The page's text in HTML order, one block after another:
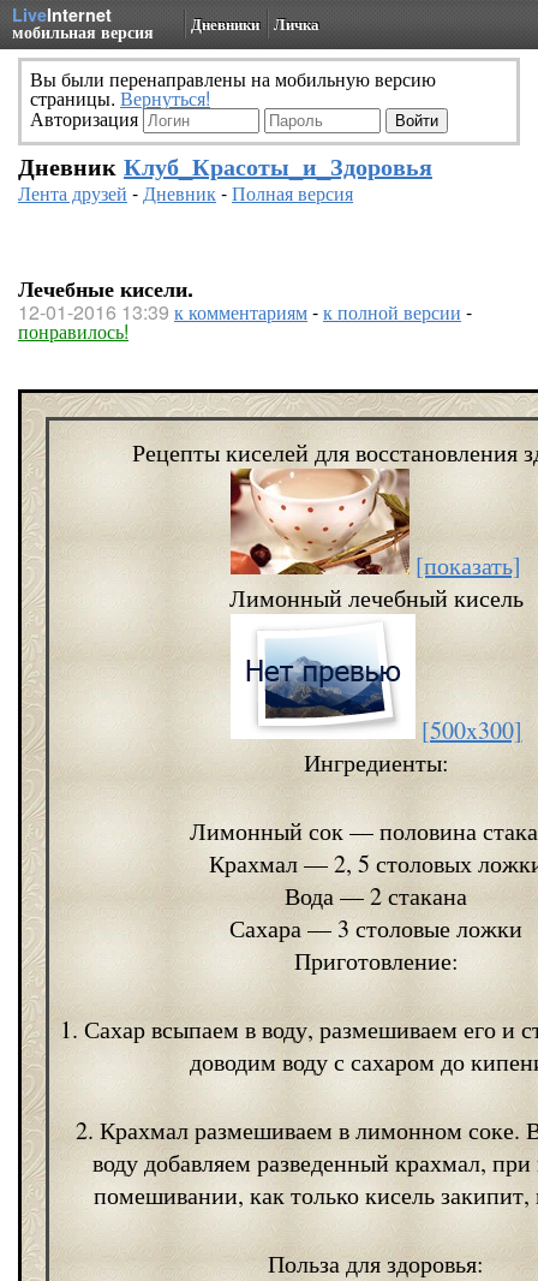
LiveInternet
мобильная версия Дневники Личка
Вы были перенаправлены на мобильную версию
страницы. Вернуться!
Авторизация
Дневник Клуб_Красоты_и_Здоровья
Лента друзей -Дневник-Полная версия
Лечебные кисели.
12-01-2016 13:39 к комментариям-к полной версии -
понравилось!
Рецепты киселей для восстановления
[показать]
Лимонный лечебный кисель
[500x300]
Ингредиенты:
Лимонный сок — половина
Крахмал — 2, 5 столовых
Вода — 2 стакана
Сахара — 3 столовые ложки
Приготовление:
1. Сахар всыпаем в воду, размешиваем его и
доводим воду с сахаром до
2. Крахмал размешиваем в лимонном соке.
воду добавляем разведенный крахмал,
помешивании, как только кисель
Польза для здоровья: